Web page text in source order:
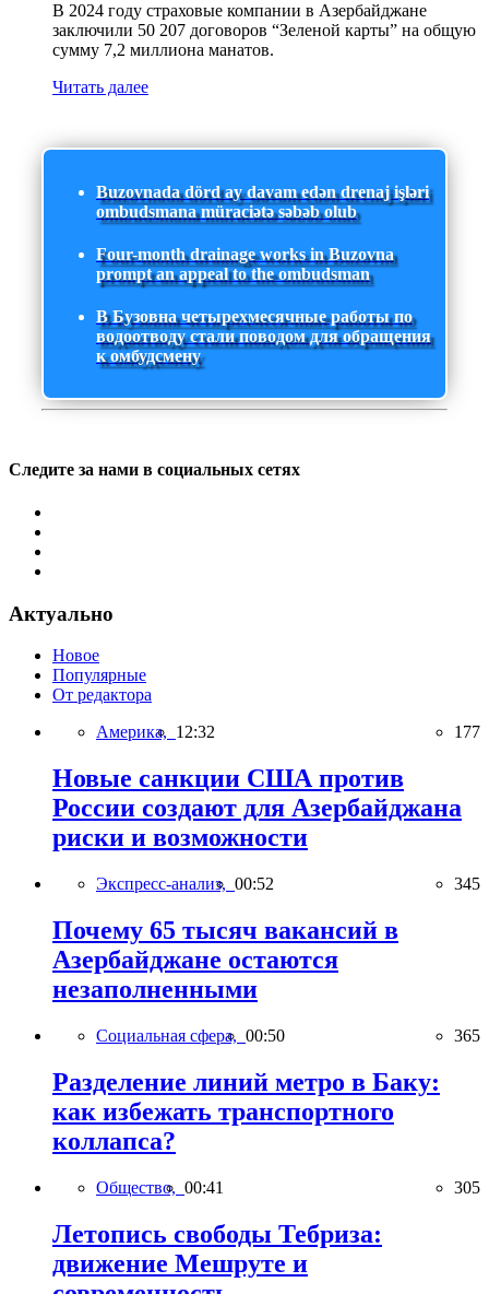
В 2024 году страховые компании в Азербайджане
заключили 50 207 договоров “Зеленой карты” на общую
сумму 7,2 миллиона манатов.
Читать далее
Buzovnada dörd ay davam edən drenaj işləri
ombudsmana müraciətə səbəb olub
Four-month drainage works in Buzovna
prompt an appeal to the ombudsman
В Бузовна четырехмесячные работы по
водоотводу стали поводом для обращения
к омбудсмену
Следите за нами в социальных сетях
Актуально
Новое
Популярные
От редактора
Америка, 12:32 177
Новые санкции США против
России создают для Азербайджана
риски и возможности
Экспресс-анализ, 00:52 345
Почему 65 тысяч вакансий в
Азербайджане остаются
незаполненными
Социальная сфера, 00:50 365
Разделение линий метро в Баку:
как избежать транспортного
коллапса?
Общество, 00:41 305
Летопись свободы Тебриза:
движение Мешруте и